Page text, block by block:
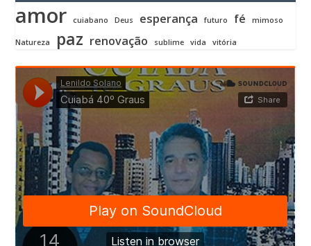
amor cuiabano Deus esperança futuro fé mimoso
Natureza paz renovação sublime vida vitória